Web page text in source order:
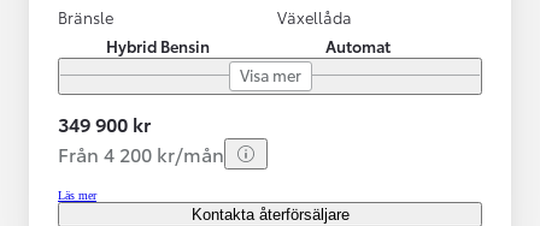
Bränsle
Hybrid Bensin
Växellåda
Automat
Visa mer
349 900 kr
Från 4 200 kr/mån
Läs mer
Kontakta återförsäljare